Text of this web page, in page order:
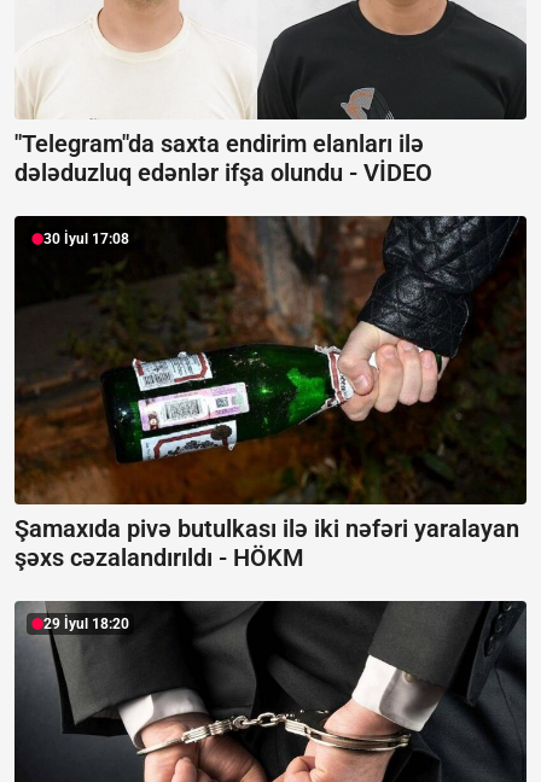
"Telegram"da saxta endirim elanları ilə
dələduzluq edənlər ifşa olundu - VİDEO
30 İyul 17:08
Şamaxıda pivə butulkası ilə iki nəfəri yaralayan
şəxs cəzalandırıldı - HÖKM
29 İyul 18:20